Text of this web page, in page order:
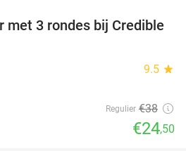
36%
met 3 rondes bij Credible
9.5 star
Regulier €38
€24,50